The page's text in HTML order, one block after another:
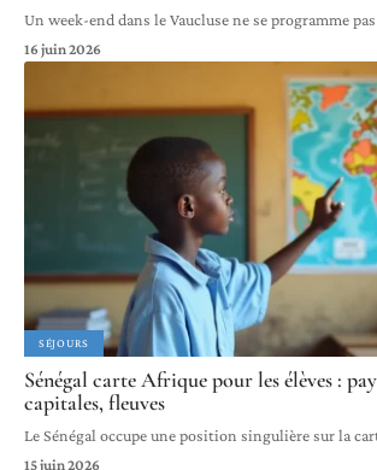
Un week-end dans le Vaucluse ne se programme
16 juin 2026
SÉJOURS
Sénégal carte Afrique pour les élèves :
capitales, fleuves
Le Sénégal occupe une position singulière sur la
15 juin 2026